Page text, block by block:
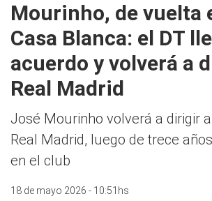
Mourinho, de vuelta
Casa Blanca: el DT
acuerdo y volverá a
Real Madrid
José Mourinho volverá a dirigir
Real Madrid, luego de trece
en el club
18 de mayo 2026 - 10:51hs